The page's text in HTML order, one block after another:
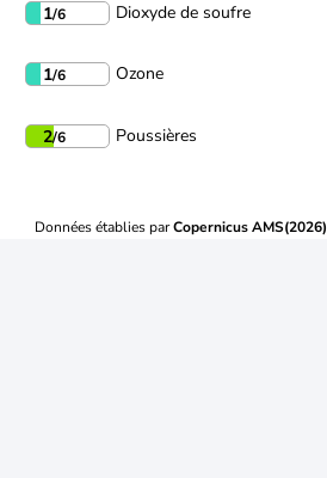
1/6 Dioxyde de soufre
1/6 Ozone
2/6 Poussières
Données établies parCopernicus AMS(2026)